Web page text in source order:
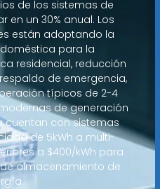
de los sistemas de
en un 30% anual. Los
están adoptando la
para la
residencial, reducción
de emergencia,
típicos de 2-4
de generación
cuentan con sistemas
de 5kWh a multi-
a $400/kWh para
almacenamiento de